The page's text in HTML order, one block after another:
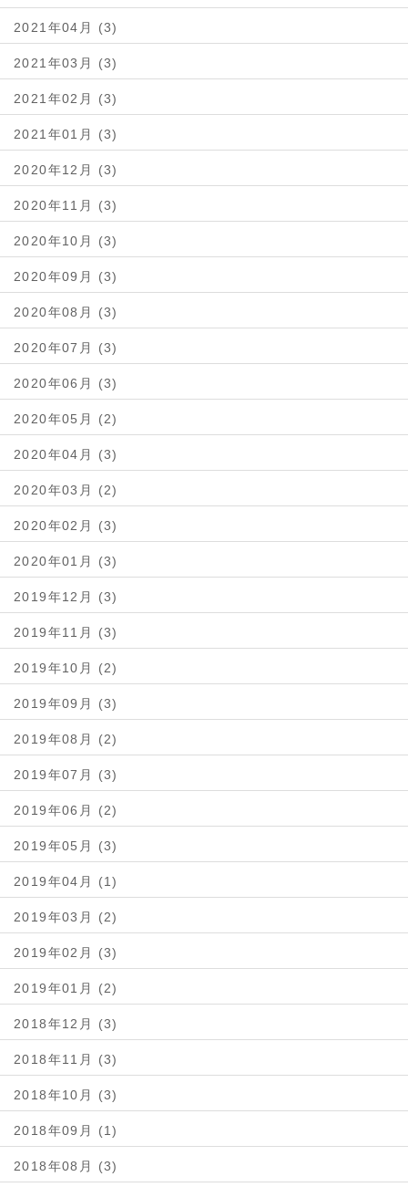
2021年04月 (3)
2021年03月 (3)
2021年02月 (3)
2021年01月 (3)
2020年12月 (3)
2020年11月 (3)
2020年10月 (3)
2020年09月 (3)
2020年08月 (3)
2020年07月 (3)
2020年06月 (3)
2020年05月 (2)
2020年04月 (3)
2020年03月 (2)
2020年02月 (3)
2020年01月 (3)
2019年12月 (3)
2019年11月 (3)
2019年10月 (2)
2019年09月 (3)
2019年08月 (2)
2019年07月 (3)
2019年06月 (2)
2019年05月 (3)
2019年04月 (1)
2019年03月 (2)
2019年02月 (3)
2019年01月 (2)
2018年12月 (3)
2018年11月 (3)
2018年10月 (3)
2018年09月 (1)
2018年08月 (3)